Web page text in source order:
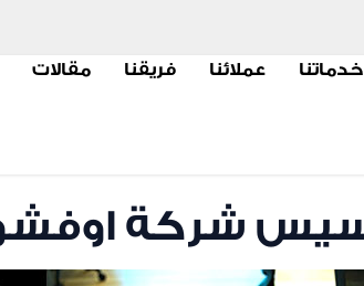
خدماتنا عملائنا فريقنا مقالات